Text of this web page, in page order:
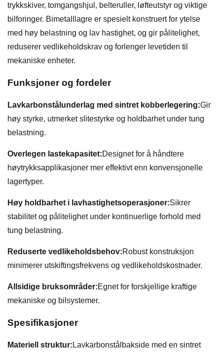
trykkskiver, tomgangshjul, belteruller, løfteutstyr og viktige
bilforinger. Bimetalllagre er spesielt konstruert for ytelse
med høy belastning og lav hastighet, og gir pålitelighet,
reduserer vedlikeholdskrav og forlenger levetiden til
mekaniske enheter.
Funksjoner og fordeler
Lavkarbonstålunderlag med sintret kobberlegering:Gir
høy styrke, utmerket slitestyrke og holdbarhet under tung
belastning.
Overlegen lastekapasitet:Designet for å håndtere
høytrykksapplikasjoner mer effektivt enn konvensjonelle
lagertyper.
Høy holdbarhet i lavhastighetsoperasjoner:Sikrer
stabilitet og pålitelighet under kontinuerlige forhold med
tung belastning.
Reduserte vedlikeholdsbehov:Robust konstruksjon
minimerer utskiftingsfrekvens og vedlikeholdskostnader.
Allsidige bruksområder:Egnet for forskjellige kraftige
mekaniske og bilsystemer.
Spesifikasjoner
Materiell struktur: Lavkarbonstålbakside med en sintret